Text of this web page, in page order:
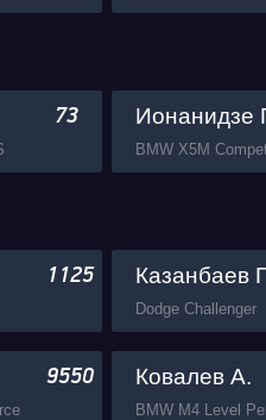
73 Ионанидзе
1125 Казанбаев
Dodge Challenger
9550 Ковалев А.
BMW M4 Level